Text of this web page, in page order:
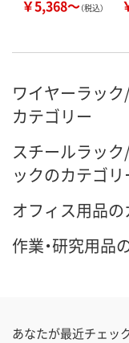
￥5,368～（税込）
ワイヤーラッ
カテゴリー
スチールラッ
ックのカテゴリ
オフィス用品
作業・研究用品
あなたが最近チェッ